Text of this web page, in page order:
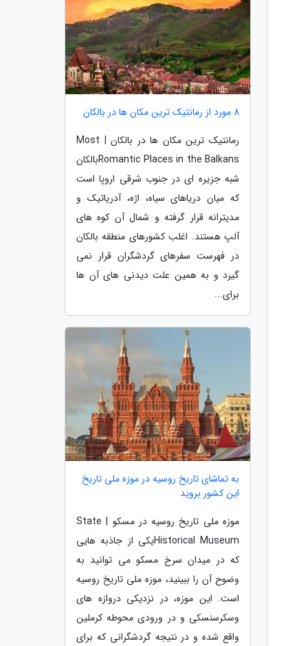
8 مورد از رمانتیک ترین مکان ها در بالکان
رمانتیک ترین مکان ها در بالکان | Most
Romantic Places in the Balkansبالکان
شبه جزیره ای در جنوب شرقی اروپا است
که میان دریاهای سیاه، اژه، آدریاتیک و
مدیترانه قرار گرفته و شمال آن کوه های
آلپ هستند. اغلب کشورهای منطقه بالکان
در فهرست سفرهای گردشگران قرار نمی
گیرد و به همین علت دیدنی های آن ها
برای...
به تماشای تاریخ روسیه در موزه ملی تاریخ
این کشور بروید
موزه ملی تاریخ روسیه در مسکو | State
Historical Museumیکی از جاذبه هایی
که در میدان سرخ مسکو می توانید به
وضوح آن را ببینید، موزه ملی تاریخ روسیه
است. این موزه، در نزدیکی دروازه های
وسکرسنسکی و در ورودی محوطه کرملین
واقع شده و در نتیجه گردشگرانی که برای